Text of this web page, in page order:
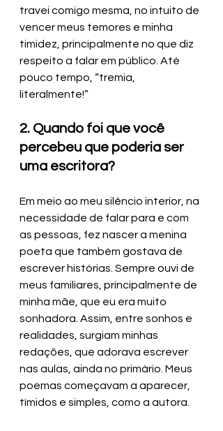
travei comigo mesma, no intuito de
vencer meus temores e minha
timidez, principalmente no que diz
respeito a falar em público. Até
pouco tempo, “tremia,
literalmente!”
2. Quando foi que você
percebeu que poderia ser
uma escritora?
Em meio ao meu silêncio interior, na
necessidade de falar para e com
as pessoas, fez nascer a menina
poeta que também gostava de
escrever histórias. Sempre ouvi de
meus familiares, principalmente de
minha mãe, que eu era muito
sonhadora. Assim, entre sonhos e
realidades, surgiam minhas
redações, que adorava escrever
nas aulas, ainda no primário. Meus
poemas começavam a aparecer,
tímidos e simples, como a autora.